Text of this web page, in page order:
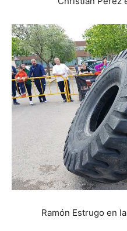
Ramón Estrugo en